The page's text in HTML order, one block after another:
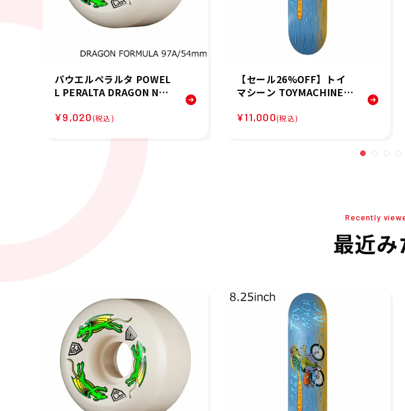
パウエルペラルタ POWEL
L PERALTA DRAGON NAN
ケートボード ウィール 33
¥9,020(税込)
【セール26%OFF】トイ
マシーン TOYMACHINE A
ートボード デッキ D1296
¥11,000(税込)
Recently
最近